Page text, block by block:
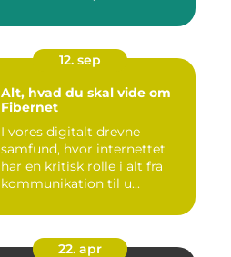
12. sep
Alt, hvad du skal vide om
Fibernet
I vores digitalt drevne
samfund, hvor internettet
har en kritisk rolle i alt fra
kommunikation til u...
22. apr